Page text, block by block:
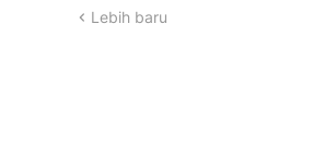
Lebih baru